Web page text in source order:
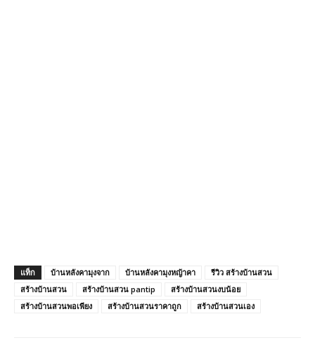
แท็ก บ้านหลังคามุงจาก บ้านหลังคามุงหญ้าคา
รีวิว สร้างบ้านสวน
สร้างบ้านสวน
สร้างบ้านสวน pantip
สร้างบ้านสวนงบน้อย
สร้างบ้านสวนพอเพียง
สร้างบ้านสวนราคาถูก สร้างบ้านสวนเอง